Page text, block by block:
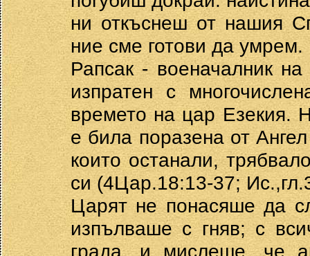
ни откъснеш от нашия
ние сме готови да умрем.
Рапсак - военачалник
изпратен с
времето на цар Езекия.
е била поразена от
които останали,
си (4Цар.18:13-37;
Царят не понасяше да
изпълваше с гняв; с
града, и мислеше, че